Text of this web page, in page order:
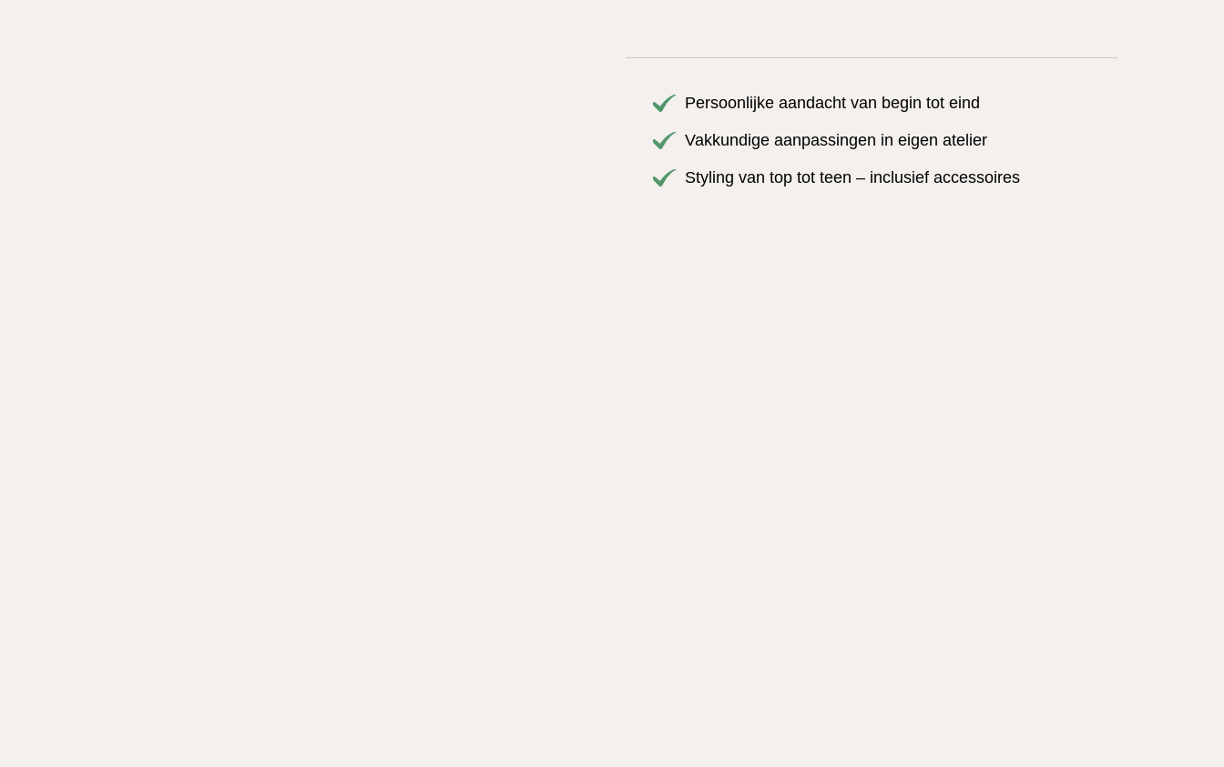
Persoonlijke aandacht van begin tot eind
Vakkundige aanpassingen in eigen atelier
Styling van top tot teen – inclusief accessoires